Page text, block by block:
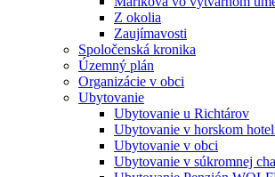
Z okolia
Zaujímavosti
Spoločenská kronika
Územný plán
Organizácie v obci
Ubytovanie
Ubytovanie u Richtárov
Ubytovanie v horskom
Ubytovanie v obci
Ubytovanie v súkromnej